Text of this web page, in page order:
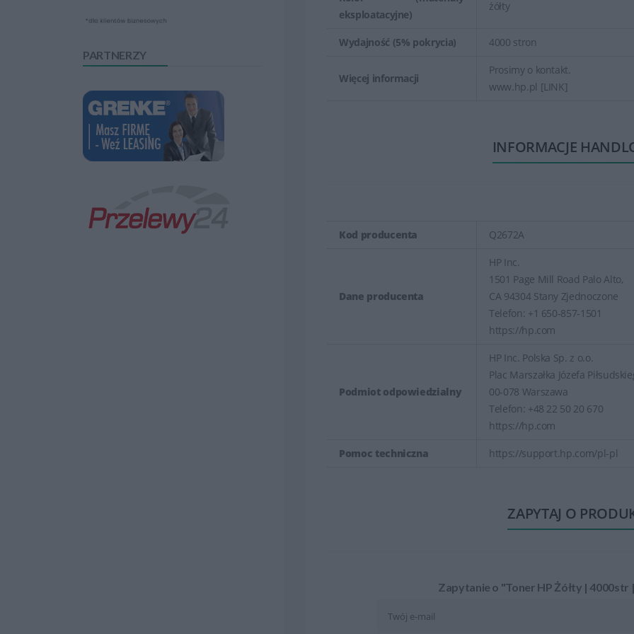
PARTNERZY
eksploatacyjne)
żółty
Wydajność (5% pokrycia) 4000 stron
Więcej informacji
Prosimy o kontakt.
www.hp.pl [LINK]
INFORMACJE
Kod producenta Q2672A
Dane producenta
HP Inc.
1501 Page Mill Road Palo Alto,
CA 94304 Stany Zjednoczone
Telefon: +1 650-857-1501
https://hp.com
Podmiot odpowiedzialny
HP Inc. Polska Sp. z o.o.
Plac Marszałka Józefa
00-078 Warszawa
Telefon: +48 22 50 20 670
https://hp.com
Pomoc techniczna https://support.hp.com/pl-pl
ZAPYTAJ O
Zapytanie o "Toner HP Żółty | 4000str